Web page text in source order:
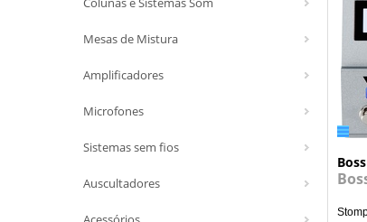
Mesas de Mistura
Amplificadores
Microfones
Sistemas sem fios
Auscultadores
Boss